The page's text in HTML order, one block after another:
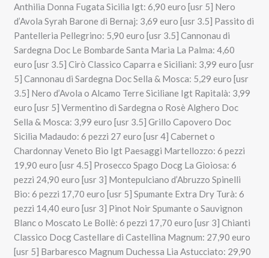
Anthilia Donna Fugata Sicilia Igt: 6,90 euro [usr 5] Nero
d’Avola Syrah Barone di Bernaj: 3,69 euro [usr 3.5] Passito di
Pantelleria Pellegrino: 5,90 euro [usr 3.5] Cannonau di
Sardegna Doc Le Bombarde Santa Maria La Palma: 4,60
euro [usr 3.5] Cirò Classico Caparra e Siciliani: 3,99 euro [usr
5] Cannonau di Sardegna Doc Sella & Mosca: 5,29 euro [usr
3.5] Nero d’Avola o Alcamo Terre Siciliane Igt Rapitalà: 3,99
euro [usr 5] Vermentino di Sardegna o Rosè Alghero Doc
Sella & Mosca: 3,99 euro [usr 3.5] Grillo Capovero Doc
Sicilia Madaudo: 6 pezzi 27 euro [usr 4] Cabernet o
Chardonnay Veneto Bio Igt Paesaggi Martellozzo: 6 pezzi
19,90 euro [usr 4.5] Prosecco Spago Docg La Gioiosa: 6
pezzi 24,90 euro [usr 3] Montepulciano d’Abruzzo Spinelli
Bio: 6 pezzi 17,70 euro [usr 5] Spumante Extra Dry Turà: 6
pezzi 14,40 euro [usr 3] Pinot Noir Spumante o Sauvignon
Blanc o Moscato Le Bollè: 6 pezzi 17,70 euro [usr 3] Chianti
Classico Docg Castellare di Castellina Magnum: 27,90 euro
[usr 5] Barbaresco Magnum Duchessa Lia Astucciato: 29,90